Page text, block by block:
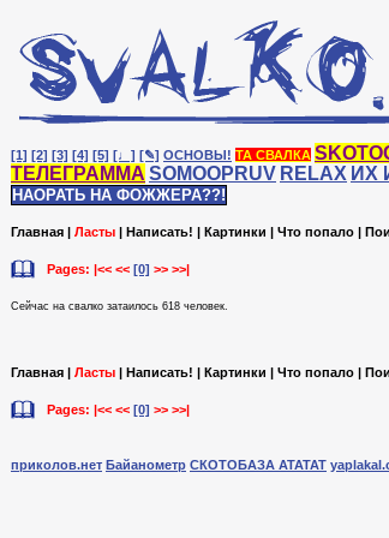
[1] [2] [3] [4] [5] [♩] [✎] ОСНОВЫ! ТА СВАЛКА
ТЕЛЕГРАММА SOMOOPRUV RELAX ИХ
НАОРАТЬ НА ФОЖЖЕРА??!
Главная | Ласты | Написать! | Картинки | Что попало |
Pages: |<< << [0] >> >>|
Сейчас на cвалко затаилось 618 человек.
Главная | Ласты | Написать! | Картинки | Что попало |
Pages: |<< << [0] >> >>|
приколов.нет Байанометр СКОТОБАЗА АТАТАТ